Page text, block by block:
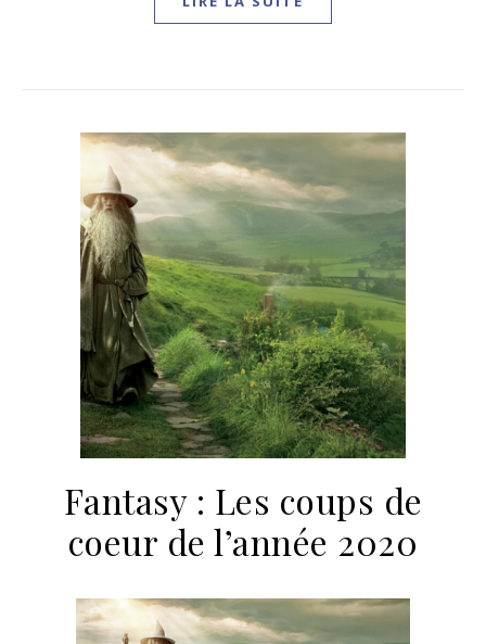
Fantasy : Les coups de
coeur de l’année 2020